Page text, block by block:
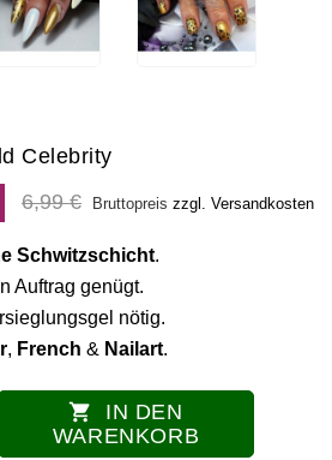
Celebrity
6,99 € Bruttopreis zzgl. Versandkosten
Schwitzschicht.
Auftrag genügt.
nötig.
, French & Nailart.

WARENKORB